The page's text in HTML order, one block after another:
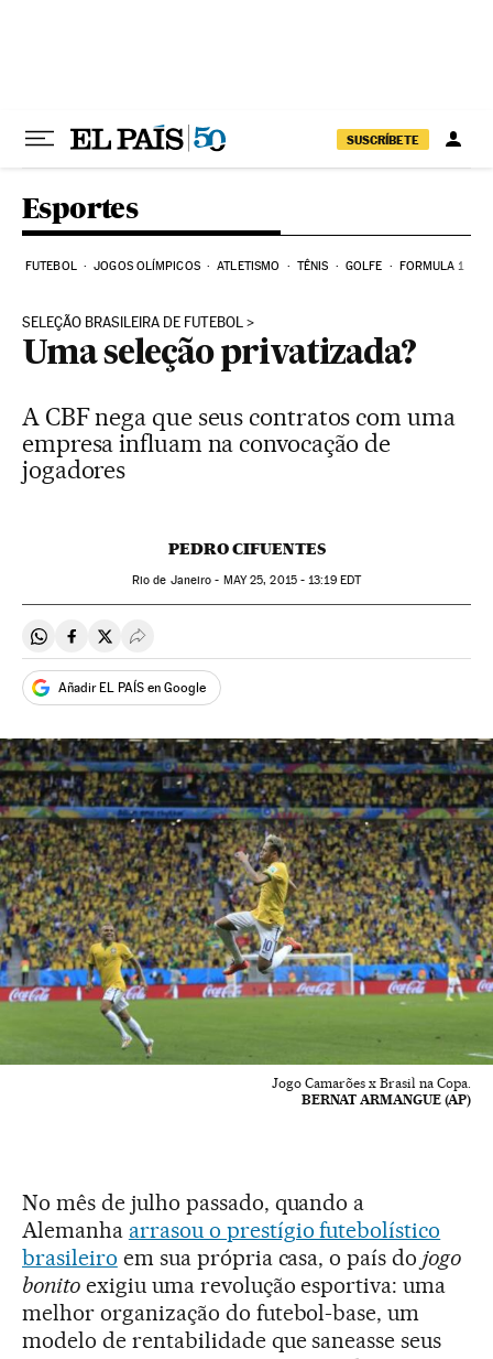
SUSCRÍBETE
Esportes
FUTEBOL JOGOS OLÍMPICOS ATLETISMO TÊNIS GOLFE FORMULA 1
SELEÇÃO BRASILEIRA DE FUTEBOL
Uma seleção privatizada?
A CBF nega que seus contratos com uma
empresa influam na convocação de
jogadores
PEDRO CIFUENTES
Rio de Janeiro - MAY25, 2015 - 13:19EDT
Compartir en Whatsapp
Compartir en Facebook
Compartir en Twitter
Desplegar Redes Sociales
Añadir EL PAÍS en Google
Jogo Camarões x Brasil na Copa.
BERNAT ARMANGUE (AP)
No mês de julho passado, quando a
Alemanha arrasou o prestígio futebolístico
brasileiro em sua própria casa, o país dojogo
bonitoexigiu uma revolução esportiva: uma
melhor organização do futebol-base, um
modelo de rentabilidade que saneasse seus